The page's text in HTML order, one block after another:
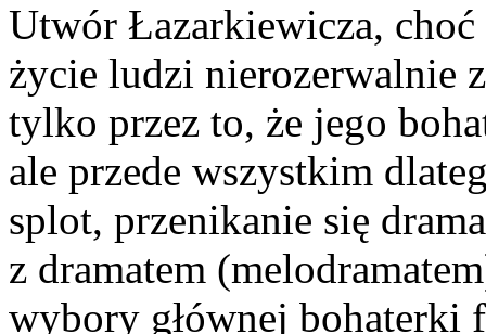
Utwór Łazarkiewicza, choć
życie ludzi nierozerwalnie
tylko przez to, że jego
ale przede wszystkim
splot, przenikanie się
z dramatem
wybory głównej bohaterki